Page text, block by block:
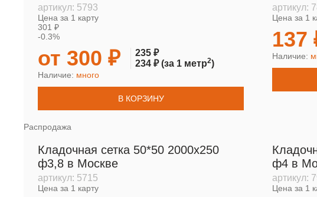
артикул: 5793
Цена за 1 карту
301 ₽
-0.3%
от 300 ₽
235 ₽
234 ₽(за 1 метр2)
Наличие: много
В КОРЗИНУ
Распродажа
артикул:
Цена за 1
137
Наличие:
Кладочная сетка 50*50 2000х250
ф3,8 в Москве
артикул: 5715
Цена за 1 карту
ф4 в
артикул:
Цена за 1